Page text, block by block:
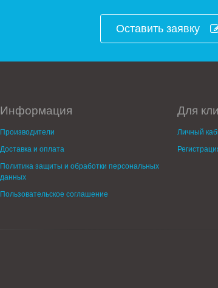
Оставить заявку
Информация
Производители
Доставка и оплата
Политика защиты и обработки персональных
данных
Пользовательское соглашение
Для
Личный